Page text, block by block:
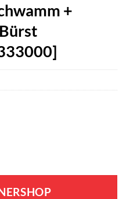
+